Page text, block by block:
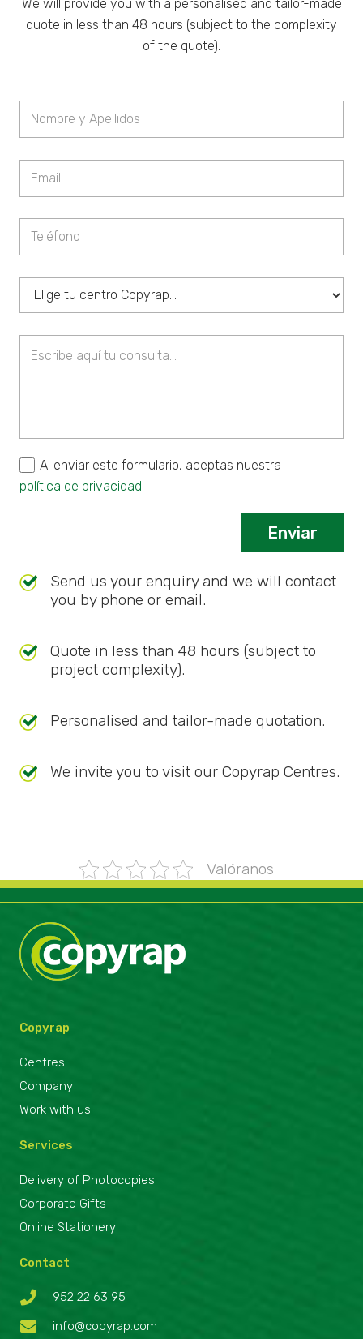
We will provide you with a personalised and tailor-made
quote in less than 48 hours (subject to the complexity
of the quote).
Al enviar este formulario, aceptas nuestra
política de privacidad
Send us your enquiry and we will contact
you by phone or email.
Quote in less than 48 hours (subject to
project complexity).
Personalised and tailor-made quotation.
We invite you to visit our Copyrap Centres.
Valóranos
Copyrap
Centres
Company
Work with us
Services
Delivery of Photocopies
Corporate Gifts
Online Stationery
Contact
952 22 63 95
info@copyrap.com